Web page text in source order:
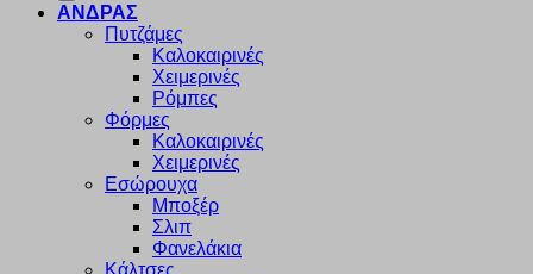
ΑΝΔΡΑΣ
Πυτζάμες
Καλοκαιρινές
Χειμερινές
Ρόμπες
Φόρμες
Καλοκαιρινές
Χειμερινές
Εσώρουχα
Μποξέρ
Σλιπ
Φανελάκια
Κάλτσες